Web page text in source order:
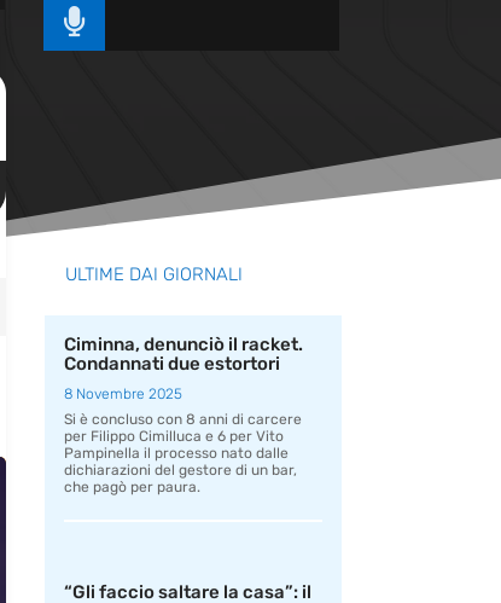

ULTIME DAI GIORNALI
Ciminna, denunciò il racket.
Condannati due estortori
8 Novembre 2025
Si è concluso con 8 anni di carcere
per Filippo Cimilluca e 6 per Vito
Pampinella il processo nato dalle
dichiarazioni del gestore di un bar,
che pagò per paura.
“Gli faccio saltare la casa”: il